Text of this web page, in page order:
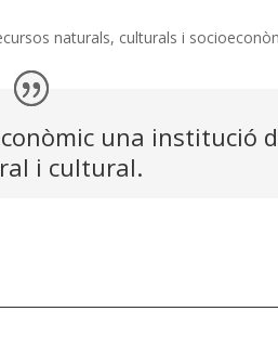
naturals, culturals i
una institució
i cultural.